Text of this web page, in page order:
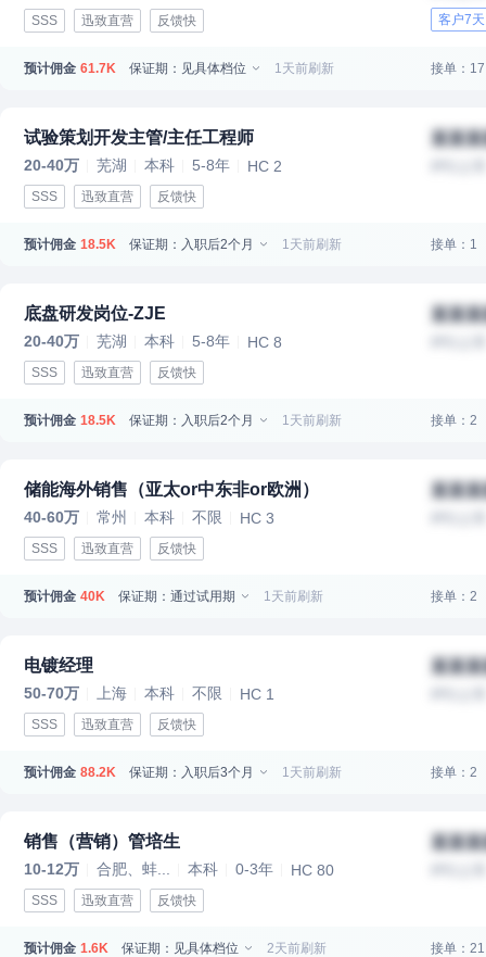
SSS 迅致直营 反馈快 客户7
预计佣金 61.7K 保证期：见具体档位 1天前刷新 接单：17
试验策划开发主管/主任工程师
20-40万 芜湖 本科 5-8年 HC 2
SSS 迅致直营 反馈快
某某
预计佣金 18.5K 保证期：入职后2个月 1天前刷新 接单：1
底盘研发岗位-ZJE
20-40万 芜湖 本科 5-8年 HC 8
SSS 迅致直营 反馈快
某某
预计佣金 18.5K 保证期：入职后2个月 1天前刷新 接单：2
储能海外销售（亚太or中东非or欧洲）
40-60万 常州 本科 不限 HC 3
SSS 迅致直营 反馈快
某某
预计佣金 40K 保证期：通过试用期 1天前刷新 接单：2
电镀经理
50-70万 上海 本科 不限 HC 1
SSS 迅致直营 反馈快
某某
预计佣金 88.2K 保证期：入职后3个月 1天前刷新 接单：2
销售（营销）管培生
10-12万 合肥、蚌... 本科 0-3年 HC 80
SSS 迅致直营 反馈快
某某
预计佣金 1.6K 保证期：见具体档位 2天前刷新 接单：21